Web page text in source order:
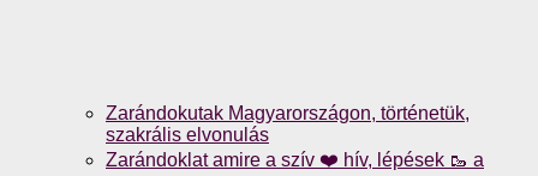
Zarándokutak Magyarországon, történetük,
szakrális elvonulás
Zarándoklat amire a szív ❤️ hív, lépések 🥾 a